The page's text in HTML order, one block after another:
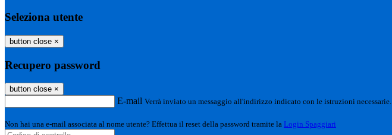
Seleziona utente
button close ×
Recupero password
button close ×
E-mail Verrà inviato un messaggio all'indirizzo indicato con le istruzioni necessarie.
Non hai una e-mail associata al nome utente? Effettua il reset della password tramite la Login Spaggiari